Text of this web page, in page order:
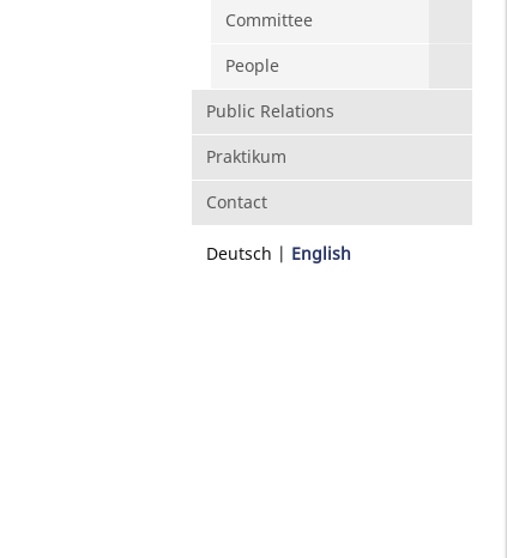
Committee
People
Public Relations
Praktikum
Contact
Deutsch English